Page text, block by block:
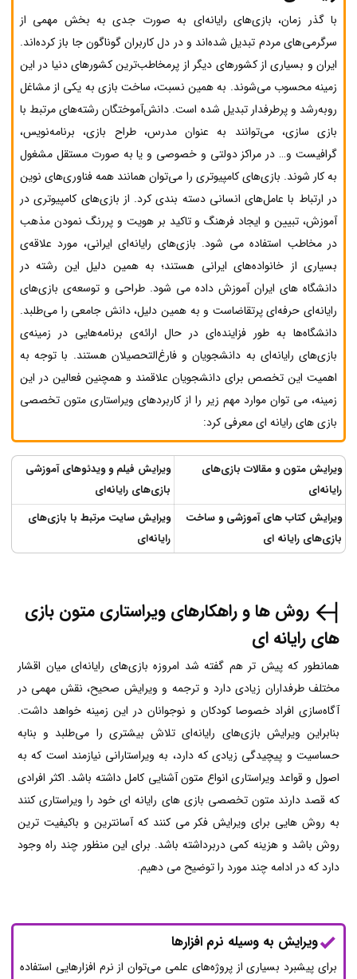
با گذر زمان، بازی‌های رایانه‌ای به صورت جدی به بخش مهمی از
سرگرمی‌های مردم تبدیل شده‌اند و در دل کاربران گوناگون جا باز کرده‌اند.
ایران و بسیاری از کشورهای دیگر از پرمخاطب‌ترین کشورهای دنیا در این
زمینه محسوب می‌شوند. به همین نسبت، ساخت بازی به یکی از مشاغل
روبه‌رشد و پرطرفدار تبدیل شده است. دانش‌آموختگان رشته‌های مرتبط با
بازی سازی، می‌توانند به عنوان مدرس، طراح بازی، برنامه‌نویس،
گرافیست و… در مراکز دولتی و خصوصی و یا به صورت مستقل مشغول
به کار شوند. بازی‌های کامپیوتری را می‌توان همانند همه فناوری‌های نوین
در ارتباط با عامل‌های انسانی دسته بندی کرد. از بازی‌های کامپیوتری در
آموزش، تبیین و ایجاد فرهنگ و تاکید بر هویت و پررنگ نمودن مذهب
در مخاطب استفاده می شود. بازی‌های رایانه‌ای ایرانی، مورد علاقه‌ی
بسیاری از خانواده‌های ایرانی هستند؛ به همین دلیل این رشته در
دانشگاه های ایران آموزش داده می شود. طراحی و توسعه‌ی بازی‌های
رایانه‌ای حرفه‌ای پرتقاضاست و به همین دلیل، دانش جامعی را می‌طلبد.
دانشگاه‌ها به طور فزاینده‌ای در حال ارائه‌ی برنامه‌هایی در زمینه‌ی
بازی‌های رایانه‌ای به دانشجویان و فارغ‌التحصیلان هستند. با توجه به
اهمیت این تخصص برای دانشجویان علاقمند و همچنین فعالین در این
زمینه، می توان موارد مهم زیر را از کاربردهای ویراستاری متون تخصصی
بازی های رایانه ای معرفی کرد:
ویرایش متون و مقالات بازی‌های
رایانه‌ای
ویرایش فیلم و ویدئوهای آموزشی
بازی‌های رایانه‌ای
ویرایش کتاب های آموزشی و ساخت
بازی‌های رایانه ای
ویرایش سایت مرتبط با بازی‌های
رایانه‌ای
روش ها و راهکارهای ویراستاری متون بازی
های رایانه ای
همانطور که پیش تر هم گفته شد امروزه بازی‌های رایانه‌ای میان اقشار
مختلف طرفداران زیادی دارد و ترجمه و ویرایش صحیح، نقش مهمی در
آگاه‌سازی افراد خصوصا کودکان و نوجوانان در این زمینه خواهد داشت.
بنابراین ویرایش بازی‌های رایانه‌ای تلاش بیشتری را می­‌طلبد و بنابه
حساسیت و پیچیدگی زیادی که دارد، به ویراستارانی نیازمند است که به
اصول و قواعد ویراستاری انواع متون آشنایی کامل داشته باشد. اکثر افرادی
که قصد دارند متون تخصصی بازی های رایانه ای خود را ویراستاری کنند
به روش هایی برای ویرایش فکر می کنند که آسانترین و باکیفیت ترین
روش باشد و هزینه کمی دربرداشته باشد. برای این منظور چند راه وجود
دارد که در ادامه چند مورد را توضیح می دهیم.
ویرایش به وسیله نرم افزارها
برای پیشبرد بسیاری از پروژه‌های علمی می‌توان از نرم افزارهایی استفاده